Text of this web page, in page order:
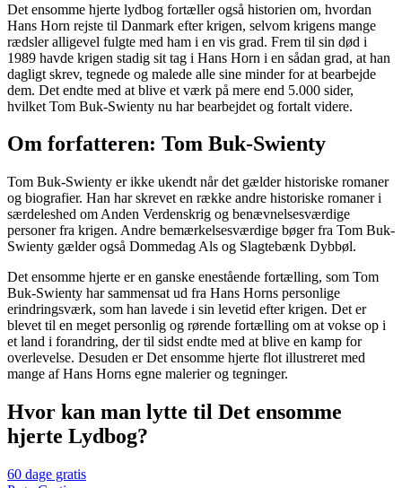
Det ensomme hjerte lydbog fortæller også historien om, hvordan
Hans Horn rejste til Danmark efter krigen, selvom krigens mange
rædsler alligevel fulgte med ham i en vis grad. Frem til sin død i
1989 havde krigen stadig sit tag i Hans Horn i en sådan grad, at han
dagligt skrev, tegnede og malede alle sine minder for at bearbejde
dem. Det endte med at blive et værk på mere end 5.000 sider,
hvilket Tom Buk-Swienty nu har bearbejdet og fortalt videre.
Om forfatteren: Tom Buk-Swienty
Tom Buk-Swienty er ikke ukendt når det gælder historiske romaner
og biografier. Han har skrevet en række andre historiske romaner i
særdeleshed om Anden Verdenskrig og benævnelsesværdige
personer fra krigen. Andre bemærkelsesværdige bøger fra Tom Buk-
Swienty gælder også Dommedag Als og Slagtebænk Dybbøl.
Det ensomme hjerte er en ganske enestående fortælling, som Tom
Buk-Swienty har sammensat ud fra Hans Horns personlige
erindringsværk, som han lavede i sin levetid efter krigen. Det er
blevet til en meget personlig og rørende fortælling om at vokse op i
et land i forandring, der til sidst endte med at blive en kamp for
overlevelse. Desuden er Det ensomme hjerte flot illustreret med
mange af Hans Horns egne malerier og tegninger.
Hvor kan man lytte til Det ensomme
hjerte Lydbog?
60 dage gratis